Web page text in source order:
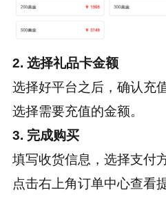
2. 选择礼品卡金额
选择好平台之后，确认充
选择需要充值的金额。
3. 完成购买
填写收货信息，选择支付
点击右上角订单中心查看